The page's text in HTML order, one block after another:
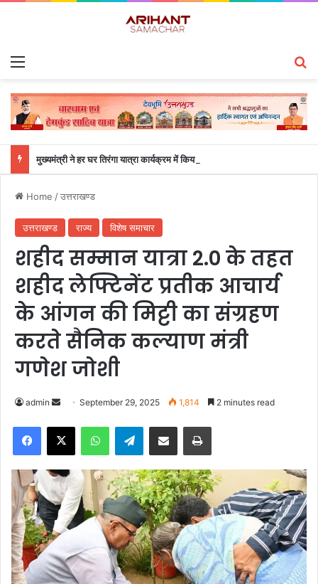
मुख्यमंत्री ने हर घर तिरंगा यात्रा कार्यक्रम में किया प्रतिभाग
Home /उत्तराखण्ड
उत्तराखण्ड राज्य विशेष समाचार
शहीद सम्मान यात्रा 2.0 के तहत
शहीद लेफ्टिनेंट प्रतीक आचार्य
के आंगन की मिट्टी का संग्रहण
करते सैनिक कल्याण मंत्री
गणेश जोशी
admin
n
d
a
e
m
i
l
September 29, 2025 1,814 2 minutes read
Telegram